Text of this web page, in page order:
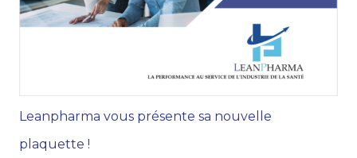
Leanpharma vous présente sa nouvelle
plaquette !